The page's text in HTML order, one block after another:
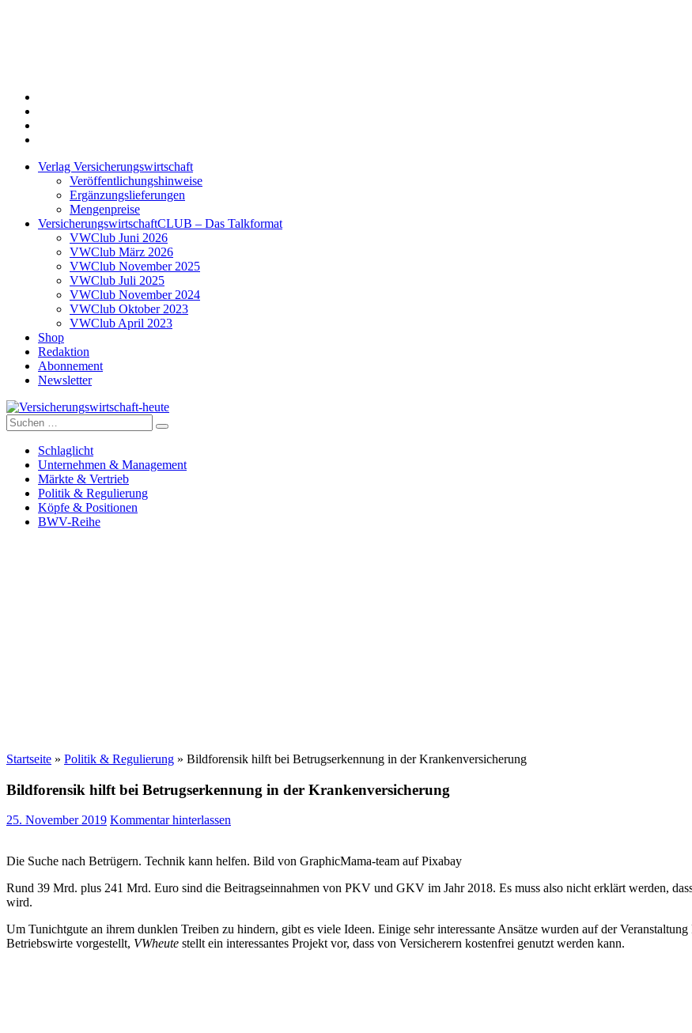
Verlag Versicherungswirtschaft
Veröffentlichungshinweise
Ergänzungslieferungen
Mengenpreise
VersicherungswirtschaftCLUB – Das Talkformat
VWClub Juni 2026
VWClub März 2026
VWClub November 2025
VWClub Juli 2025
VWClub November 2024
VWClub Oktober 2023
VWClub April 2023
Shop
Redaktion
Abonnement
Newsletter
Versicherungswirtschaft-heute
Suche
nach:
Schlaglicht
Unternehmen & Management
Märkte & Vertrieb
Politik & Regulierung
Köpfe & Positionen
BWV-Reihe
Startseite » Politik & Regulierung » Bildforensik hilft bei Betrugserkennung in der Krankenversicherung
Bildforensik hilft bei Betrugserkennung in der Krankenversicherung
25. November 2019 Kommentar hinterlassen
Die Suche nach Betrügern. Technik kann helfen. Bild von GraphicMama-team auf Pixabay
Rund 39 Mrd. plus 241 Mrd. Euro sind die Beitragseinnahmen von PKV und GKV im Jahr 2018. Es muss also nicht erklärt werden,
wird.
Um Tunichtgute an ihrem dunklen Treiben zu hindern, gibt es viele Ideen. Einige sehr interessante Ansätze wurden auf der
Betriebswirte vorgestellt, VWheute stellt ein interessantes Projekt vor, dass von Versicherern kostenfrei genutzt werden kann.